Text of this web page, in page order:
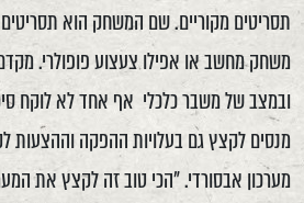
תסריטים מקוריים. שם המשחק הוא
משחק מחשב או אפילו צעצוע פופולרי.
ובמצב של משבר כלכלי אף אחד לא לוקח
מנסים לקצץ גם בעלויות ההפקה וההצעות
מערכון אבסורדי. "הכי טוב זה לקצץ את